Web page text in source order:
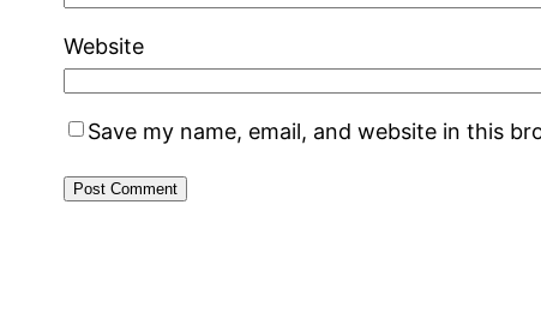
Website
Save my name, email, and website in this